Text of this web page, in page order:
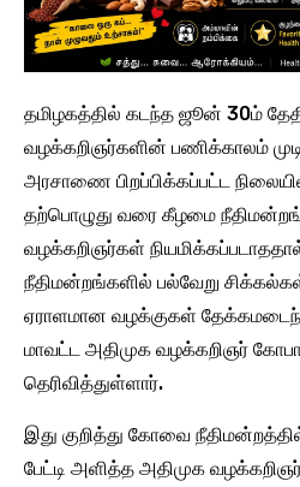
தமிழகத்தில் கடந்த ஜூன் 30ம்
வழக்கறிஞர்களின் பணிக்காலம்
அரசாணை பிறப்பிக்கப்பட்ட
தற்பொழுது வரை கீழமை
வழக்கறிஞர்கள்
நீதிமன்றங்களில் பல்வேறு
ஏராளமான வழக்குகள்
மாவட்ட அதிமுக வழக்கறிஞர்
தெரிவித்துள்ளார்.
இது குறித்து கோவை
பேட்டி அளித்த அதிமுக